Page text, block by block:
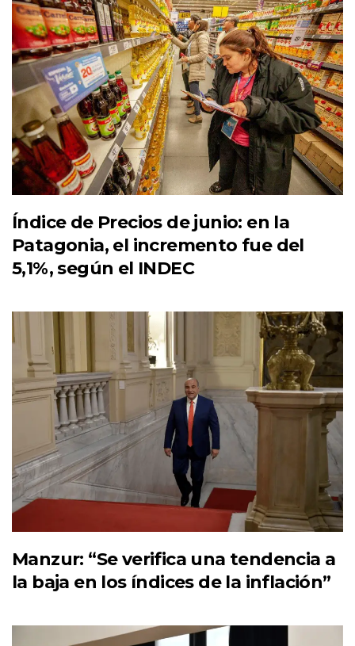
Índice de Precios de junio: en la
Patagonia, el incremento fue del
5,1%, según el INDEC
Manzur: “Se verifica una tendencia a
la baja en los índices de la inflación”